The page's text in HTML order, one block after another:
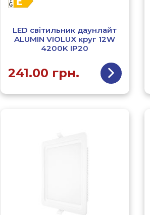
LED світильник даунлайт
ALUMIN VIOLUX круг 12W
4200K IP20
241.00 грн.